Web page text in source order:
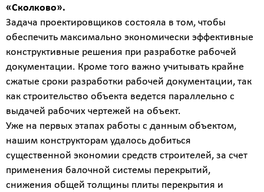
«Сколково».
Задача проектировщиков состояла в том, чтобы
обеспечить максимально экономически эффективные
конструктивные решения при разработке рабочей
документации. Кроме того важно учитывать крайне
сжатые сроки разработки рабочей документации, так
как строительство объекта ведется параллельно с
выдачей рабочих чертежей на объект.
Уже на первых этапах работы с данным объектом,
нашим конструкторам удалось добиться
существенной экономии средств строителей, за счет
применения балочной системы перекрытий,
снижения общей толщины плиты перекрытия и
Введите
код
с
картинки
Я согласен на
обработку
персональных
данных